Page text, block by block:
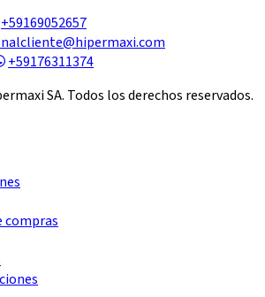
+59169052657
+59176311374
SA. Todos los derechos reservados.
compras